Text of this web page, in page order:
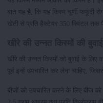
बात यह है, कि यह किस्म चूर्णी फफूंदी
खेती से प्रति हैक्टेयर 350 क्विंटल तक
खीरे की उन्नत किस्मों को बुवाई के लिए
पूर्व इन्हें उपचारित कर लेना चाहिए,
बीजों को उपचारित करने के लिए बीज